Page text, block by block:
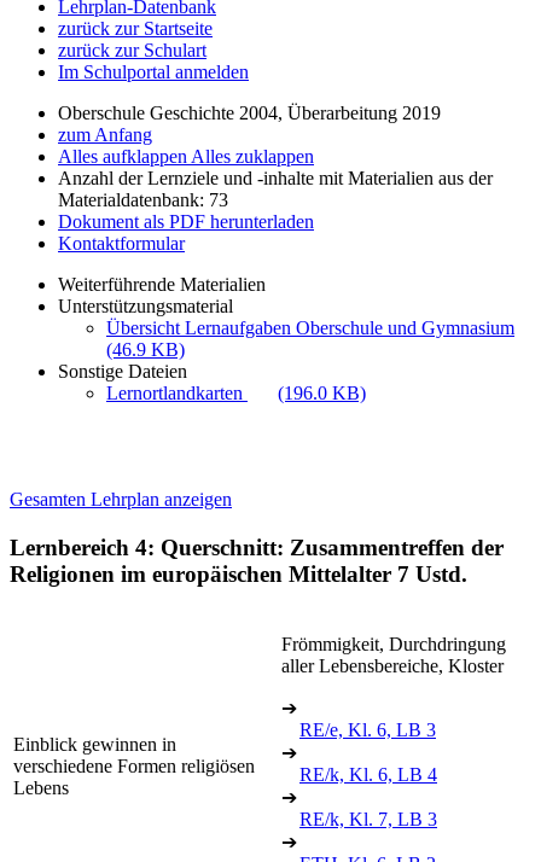
Lehrplan-Datenbank
zurück zur Startseite
zurück zur Schulart
Im Schulportal anmelden
Oberschule Geschichte 2004, Überarbeitung 2019
zum Anfang
Alles aufklappen Alles zuklappen
Anzahl der Lernziele und -inhalte mit Materialien aus der
Materialdatenbank: 73
Dokument als PDF herunterladen
Kontaktformular
Weiterführende Materialien
Unterstützungsmaterial
Übersicht Lernaufgaben Oberschule und Gymnasium
(46.9 KB)
Sonstige Dateien
Lernortlandkarten
(196.0 KB)
Gesamten Lehrplan anzeigen
Lernbereich 4: Querschnitt: Zusammentreffen der
Religionen im europäischen Mittelalter 7 Ustd.
Einblick gewinnen in
verschiedene Formen religiösen
Lebens
Frömmigkeit, Durchdringung
aller Lebensbereiche, Kloster
➔
RE/e, Kl. 6, LB 3
➔
RE/k, Kl. 6, LB 4
➔
RE/k, Kl. 7, LB 3
➔